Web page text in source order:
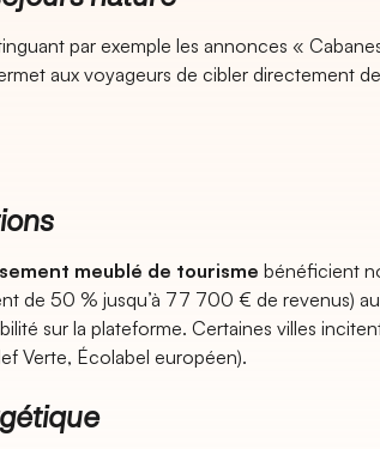
par exemple les annonces «
aux voyageurs de cibler directement
meublé de tourisme bénéficient
de 50 % jusqu’à 77 700 € de revenus)
sur la plateforme. Certaines villes
Verte, Écolabel européen).